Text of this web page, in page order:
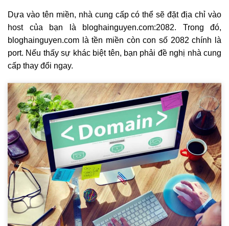
Dựa vào tên miền, nhà cung cấp có thể sẽ đặt địa chỉ vào
host của bạn là bloghainguyen.com:2082. Trong đó,
bloghainguyen.com là tền miền còn con số 2082 chính là
port. Nếu thấy sự khác biệt tên, bạn phải đề nghị nhà cung
cấp thay đổi ngay.